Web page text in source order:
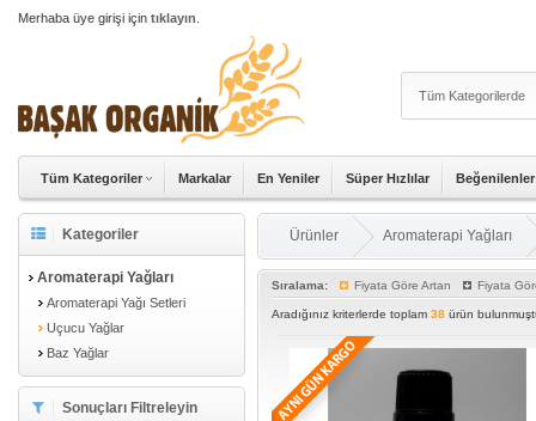
Merhaba üye girişi için tıklayın
Tüm Kategoriler Markalar En Yeniler Süper Hızlılar Beğenilenler
Kategoriler
Aromaterapi Yağları
Aromaterapi Yağı Setleri
Uçucu Yağlar
Baz Yağlar
Sonuçları Filtreleyin
Ürünler Aromaterapi Yağları
Sıralama: Fiyata Göre Artan Fiyata
Aradığınız kriterlerde toplam 38 ürün